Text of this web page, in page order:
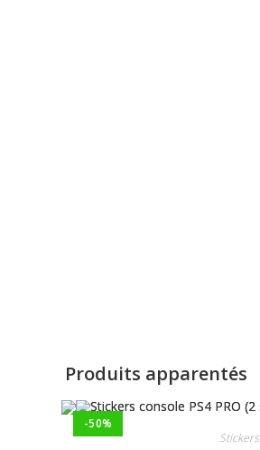
Produits apparentés
-50%
Stickers